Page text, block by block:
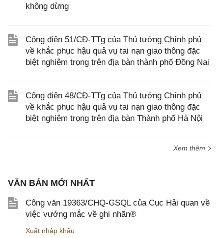
không dừng
Công điện 51/CĐ-TTg của Thủ tướng Chính phủ
về khắc phục hậu quả vụ tai nạn giao thông đặc
biệt nghiêm trọng trên địa bàn thành phố Đồng Nai
Công điện 48/CĐ-TTg của Thủ tướng Chính phủ
về khắc phục hậu quả vụ tai nạn giao thông đặc
biệt nghiêm trọng trên địa bàn Thành phố Hà Nội
Xem thêm
VĂN BẢN MỚI NHẤT
Công văn 19363/CHQ-GSQL của Cục Hải quan về
việc vướng mắc về ghi nhãn®
Xuất nhập khẩu